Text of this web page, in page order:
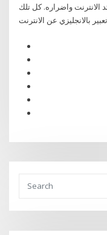
الانترنت واضراره. كل تلك